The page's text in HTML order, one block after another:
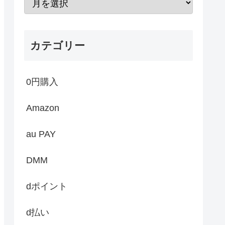
カテゴリー
0円購入
Amazon
au PAY
DMM
dポイント
d払い